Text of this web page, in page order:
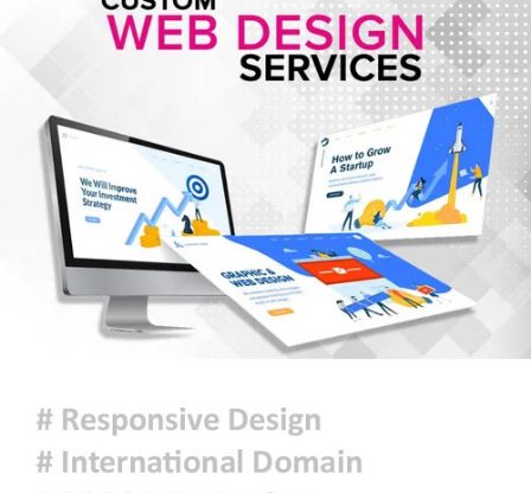
স্বায়ত্তশাসিত প্রতিষ্ঠান হচ্ছে বিটিভি-
বাংলাদেশ বেতার
৯ সেপ্টেম্বর থেকে লং মার্চ-রেলযাত্রার
কর্মসূচি, ১৪ নভেম্বরে ঢাকায় মহাসমাবেশ
হরমুজে নতুন নৌপথে ওমানের সঙ্গে
সমঝোতায় ইরান
জরুরি জ্বালানি সরবরাহ নিশ্চিতে ৮ কার্গো
এলএনজি ও ৫ হাজার টন এলপিজি
কেনার নীতিগত অনুমোদন